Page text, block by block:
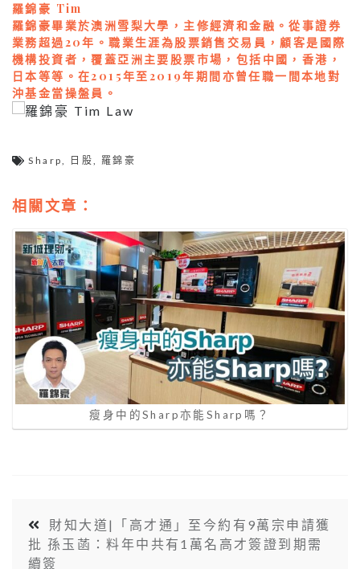
羅錦豪 Tim
羅錦豪畢業於澳洲雪梨大學，主修經濟和金融。從事證券
業務超過20年。職業生涯為股票銷售交易員，顧客是國際
機構投資者，覆蓋亞洲主要股票市場，包括中國，香港，
日本等等。在2015年至2019年期間亦曾任職一間本地對
沖基金當操盤員。
Sharp, 日股, 羅錦豪
相關文章：
瘦身中的Sharp亦能Sharp嗎？
財知大道|「高才通」至今約有9萬宗申請獲
批 孫玉菡：料年中共有1萬名高才簽證到期需
續簽